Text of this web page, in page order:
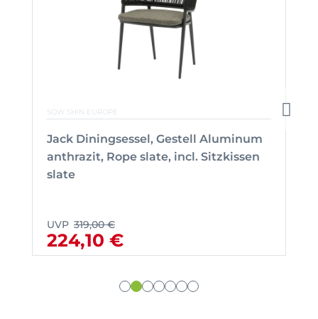
SOW SHIN EUROPE
Jack Diningsessel, Gestell Aluminum
anthrazit, Rope slate, incl. Sitzkissen
slate
UVP 319,00 €
224,10 €